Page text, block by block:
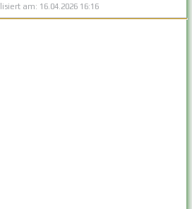
am: 16.04.2026 16:16